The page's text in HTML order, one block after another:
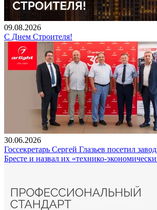
09.08.2026
С Днем Строителя!
30.06.2026
Госсекретарь Сергей Глазьев посетил
Бресте и назвал их «технико-